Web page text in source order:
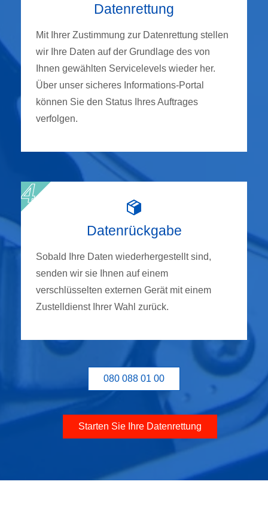
Datenrettung
Mit Ihrer Zustimmung zur Datenrettung stellen
wir Ihre Daten auf der Grundlage des von
Ihnen gewählten Servicelevels wieder her.
Über unser sicheres Informations-Portal
können Sie den Status Ihres Auftrages
verfolgen.
Datenrückgabe
Sobald Ihre Daten wiederhergestellt sind,
senden wir sie Ihnen auf einem
verschlüsselten externen Gerät mit einem
Zustelldienst Ihrer Wahl zurück.
080 088 01 00
Starten Sie Ihre Datenrettung